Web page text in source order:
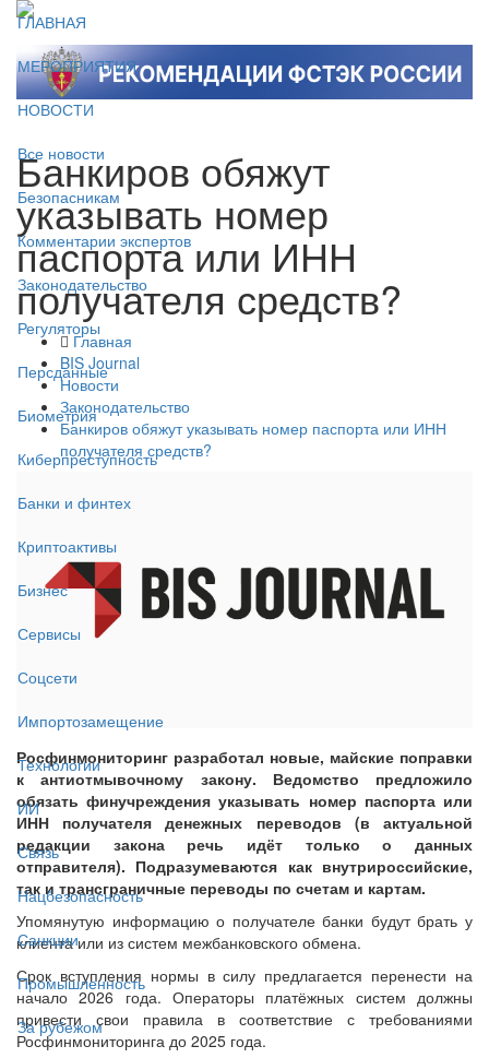
ГЛАВНАЯ
МЕРОПРИЯТИЯ
НОВОСТИ
Все новости
Безопасникам
Комментарии экспертов
Законодательство
Регуляторы
Персданные
Биометрия
Киберпреступность
Банки и финтех
Криптоактивы
Бизнес
Сервисы
Соцсети
Импортозамещение
Технологии
ИИ
Связь
Нацбезопасность
Санкции
Промышленность
За рубежом
Банкиров обяжут
указывать номер
паспорта или ИНН
получателя средств?
Главная
BIS Journal
Новости
Законодательство
Банкиров обяжут указывать номер паспорта или ИНН
получателя средств?
Росфинмониторинг разработал новые, майские поправки
к антиотмывочному закону. Ведомство предложило
обязать финучреждения указывать номер паспорта или
ИНН получателя денежных переводов (в актуальной
редакции закона речь идёт только о данных
отправителя). Подразумеваются как внутрироссийские,
так и трансграничные переводы по счетам и картам.
Упомянутую информацию о получателе банки будут брать у
клиента или из систем межбанковского обмена.
Срок вступления нормы в силу предлагается перенести на
начало 2026 года. Операторы платёжных систем должны
привести свои правила в соответствие с требованиями
Росфинмониторинга до 2025 года.